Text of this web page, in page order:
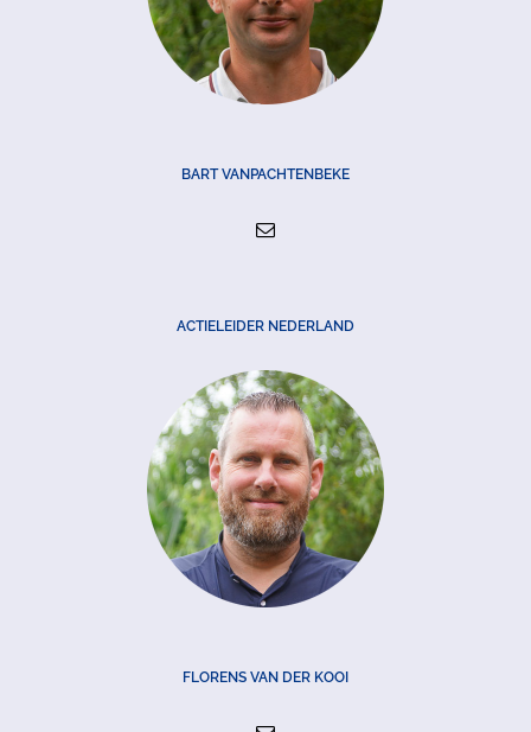
BART VANPACHTENBEKE
ACTIELEIDER NEDERLAND
FLORENS VAN DER KOOI